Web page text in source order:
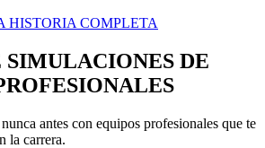
HISTORIA COMPLETA
SIMULACIONES DE
antes con equipos profesionales que te
la carrera.